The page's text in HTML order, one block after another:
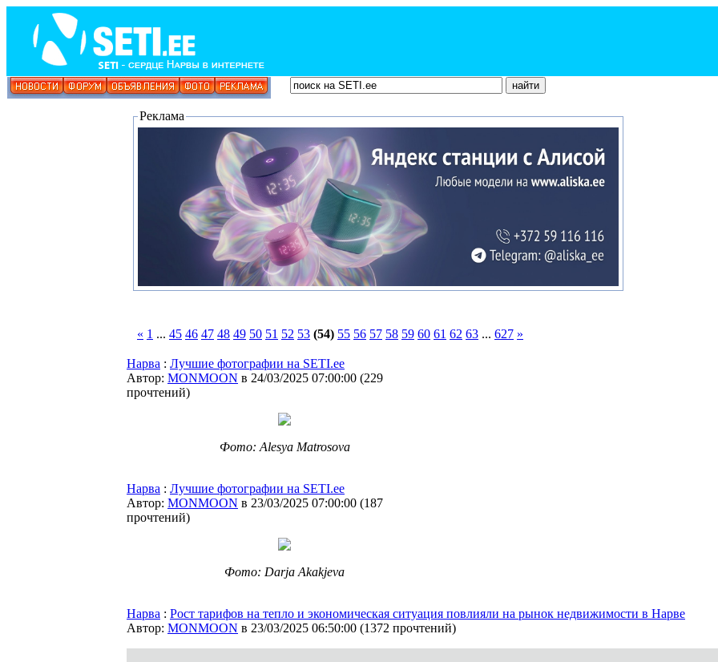
Реклама
« 1 ... 45 46 47 48 49 50 51 52 53 (54) 55 56 57 58 59 60 61 62 63 ... 627 »
Нарва : Лучшие фотографии на SETI.ee
Автор: MONMOON в 24/03/2025 07:00:00 (229
прочтений)
Фото: Alesya Matrosova
Нарва : Лучшие фотографии на SETI.ee
Автор: MONMOON в 23/03/2025 07:00:00 (187
прочтений)
Фото: Darja Akakjeva
Нарва : Рост тарифов на тепло и экономическая ситуация повлияли на рынок недвижимости в Нарве
Автор: MONMOON в 23/03/2025 06:50:00 (1372 прочтений)